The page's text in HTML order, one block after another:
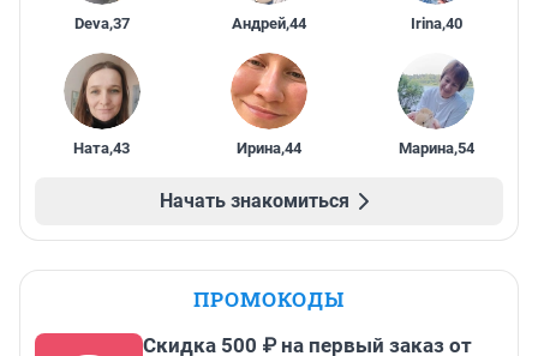
Deva,37 Андрей,44 Irina,40
Ната,43 Ирина,44 Марина,54
Начать знакомиться
ПРОМОКОДЫ
Скидка 500 ₽ на первый заказ от